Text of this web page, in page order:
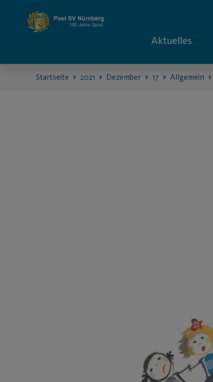
Aktuelles
Startseite 2021 Dezember 17 Allgemein